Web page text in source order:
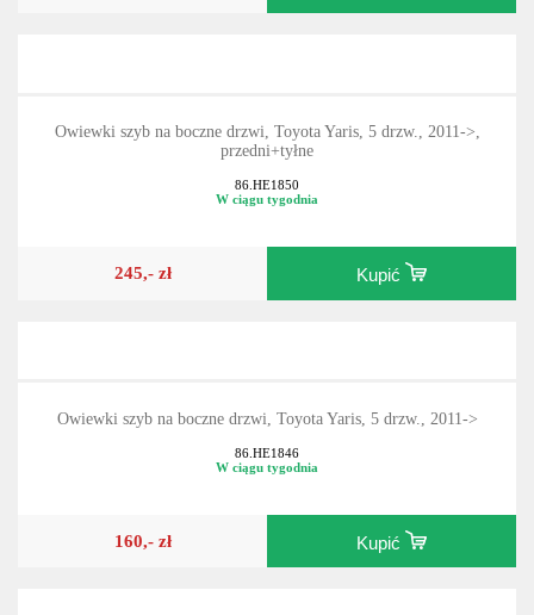
Owiewki szyb na boczne drzwi, Toyota Yaris, 5 drzw., 2011->,
przedni+tyłne
86.HE1850
W ciągu tygodnia
245,- zł Kupić
Owiewki szyb na boczne drzwi, Toyota Yaris, 5 drzw., 2011->
86.HE1846
W ciągu tygodnia
160,- zł Kupić